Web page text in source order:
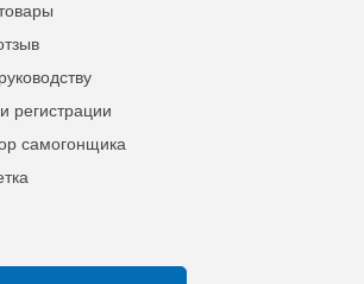
регистрации
самогонщика